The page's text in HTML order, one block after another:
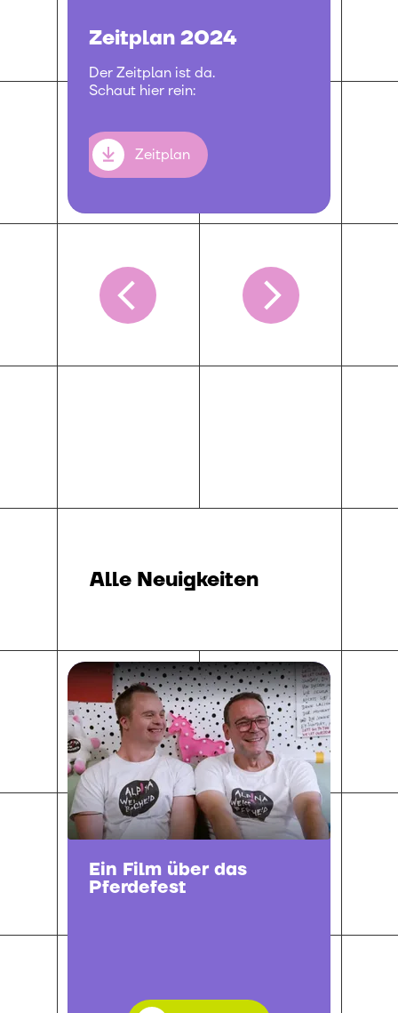
Zeitplan 2024
Der Zeitplan ist da.
Schaut hier rein:
Zeitplan
Alle Neuigkeiten
Ein Film über das
Pferdefest